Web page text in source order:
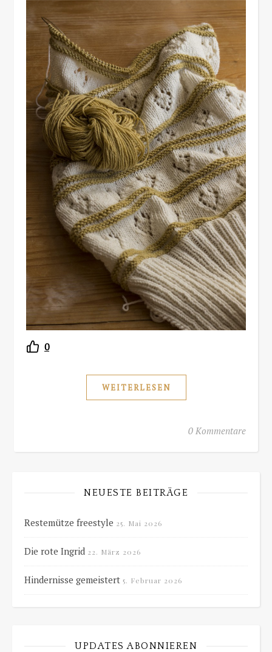
0
WEITERLESEN
0 Kommentare
NEUESTE BEITRÄGE
Restemütze freestyle 25. Mai 2026
Die rote Ingrid 22. März 2026
Hindernisse gemeistert 5. Februar 2026
UPDATES ABONNIEREN